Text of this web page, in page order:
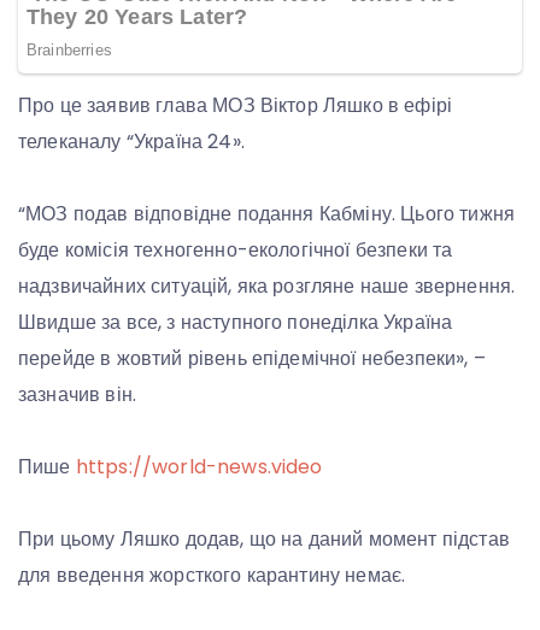
Про це заявив глава МОЗ Віктор Ляшко в ефірі
телеканалу “Україна 24».
“МОЗ подав відповідне подання Кабміну. Цього тижня
буде комісія техногенно-екологічної безпеки та
надзвичайних ситуацій, яка розгляне наше звернення.
Швидше за все, з наступного понеділка Україна
перейде в жовтий рівень епідемічної небезпеки», –
зазначив він.
Пише https://world-news.video
При цьому Ляшко додав, що на даний момент підстав
для введення жорсткого карантину немає.